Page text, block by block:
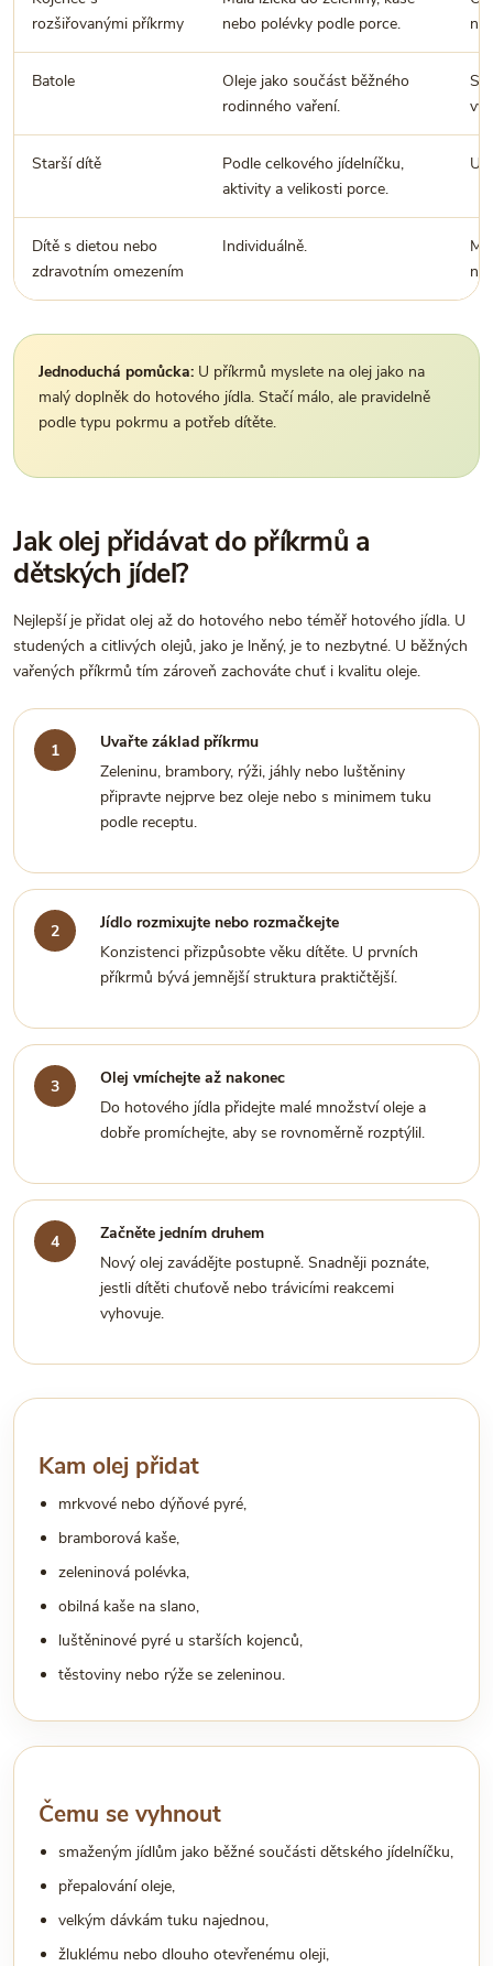
rozšiřovanými příkrmy
nebo polévky podle porce.
Batole
Oleje jako součást běžného
rodinného vaření.
Starší dítě
Podle celkového jídelníčku,
aktivity a velikosti porce.
Dítě s dietou nebo
zdravotním omezením
Individuálně.
Jednoduchá pomůcka: U příkrmů myslete na olej jako na
malý doplněk do hotového jídla. Stačí málo, ale pravidelně
podle typu pokrmu a potřeb dítěte.
Jak olej přidávat do příkrmů a
dětských jídel?
Nejlepší je přidat olej až do hotového nebo téměř hotového jídla. U
studených a citlivých olejů, jako je lněný, je to nezbytné. U běžných
vařených příkrmů tím zároveň zachováte chuť i kvalitu oleje.
Uvařte základ příkrmu
Zeleninu, brambory, rýži, jáhly nebo luštěniny
připravte nejprve bez oleje nebo s minimem tuku
podle receptu.
Jídlo rozmixujte nebo rozmačkejte
Konzistenci přizpůsobte věku dítěte. U prvních
příkrmů bývá jemnější struktura praktičtější.
Olej vmíchejte až nakonec
Do hotového jídla přidejte malé množství oleje a
dobře promíchejte, aby se rovnoměrně rozptýlil.
Začněte jedním druhem
Nový olej zavádějte postupně. Snadněji poznáte,
jestli dítěti chuťově nebo trávicími reakcemi
vyhovuje.
Kam olej přidat
mrkvové nebo dýňové pyré,
bramborová kaše,
zeleninová polévka,
obilná kaše na slano,
luštěninové pyré u starších kojenců,
těstoviny nebo rýže se zeleninou.
Čemu se vyhnout
smaženým jídlům jako běžné součásti dětského jídelníčku,
přepalování oleje,
velkým dávkám tuku najednou,
žluklému nebo dlouho otevřenému oleji,